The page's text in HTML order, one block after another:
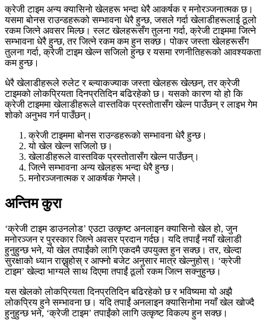
क्रेजी टाइम अन्य क्यासिनो खेलहरू भन्दा धेरै आकर्षक र मनोरञ्जनात्मक छ।
यसमा बोनस राउन्डहरूको सम्भावना धेरै हुन्छ, जसले गर्दा खेलाडीहरूलाई ठूलो
रकम जित्ने अवसर मिल्छ। स्लट खेलहरूसँग तुलना गर्दा, क्रेजी टाइममा जित्ने
सम्भावना धेरै हुन्छ, तर जित्ने रकम कम हुन सक्छ। पोकर जस्ता खेलहरूसँग
तुलना गर्दा, क्रेजी टाइम खेल्न सजिलो हुन्छ र यसमा रणनीतिहरूको आवश्यकता
कम हुन्छ।
धेरै खेलाडीहरूले रुलेट र ब्ल्याकज्याक जस्ता खेलहरू खेल्छन्, तर क्रेजी
टाइमको लोकप्रियता दिनप्रतिदिन बढिरहेको छ। यसको कारण यो हो कि
क्रेजी टाइममा खेलाडीहरूले वास्तविक प्रस्तोतासँग खेल्न पाउँछन् र लाइभ गेम
शोको अनुभव गर्न पाउँछन्।
क्रेजी टाइममा बोनस राउन्डहरूको सम्भावना धेरै हुन्छ।
यो खेल खेल्न सजिलो छ।
खेलाडीहरूले वास्तविक प्रस्तोतासँग खेल्न पाउँछन्।
जित्ने सम्भावना अन्य खेलहरू भन्दा धेरै हुन्छ।
मनोरञ्जनात्मक र आकर्षक गेमप्ले।
अन्तिम कुरा
‘क्रेजी टाइम डाउनलोड’ एउटा उत्कृष्ट अनलाइन क्यासिनो खेल हो, जुन
मनोरञ्जन र पुरस्कार जित्ने अवसर प्रदान गर्दछ। यदि तपाईं नयाँ खेलाडी
हुनुहुन्छ भने, यो खेल तपाईंको लागि एकदमै उपयुक्त हुन सक्छ। तर, खेल्दा
सुरक्षाको ध्यान राख्नुहोस् र आफ्नो बजेट अनुसार मात्र खेल्नुहोस्। ‘क्रेजी
टाइम’ खेल्दा भाग्यले साथ दिएमा तपाईं ठूलो रकम जित्न सक्नुहुन्छ।
यस खेलको लोकप्रियता दिनप्रतिदिन बढिरहेको छ र भविष्यमा यो अझै
लोकप्रिय हुने सम्भावना छ। यदि तपाईं अनलाइन क्यासिनोमा नयाँ खेल खोज्दै
हुनुहुन्छ भने, ‘क्रेजी टाइम’ तपाईंको लागि उत्कृष्ट विकल्प हुन सक्छ।